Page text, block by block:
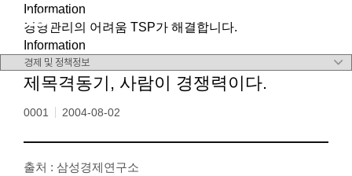
메뉴 바로가기본문 바로가기
Information
경영관리의 어려움 TSP가 해결합니다.
Information
제목격동기, 사람이 경쟁력이다.
0001 2004-08-02
출처 : 삼성경제연구소